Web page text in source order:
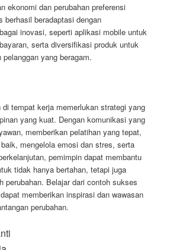
ekonomi dan perubahan preferensi
berhasil beradaptasi dengan
inovasi, seperti aplikasi mobile untuk
serta diversifikasi produk untuk
yang beragam.
di tempat kerja memerlukan strategi yang
yang kuat. Dengan komunikasi yang
memberikan pelatihan yang tepat,
mengelola emosi dan stres, serta
pemimpin dapat membantu
tidak hanya bertahan, tetapi juga
perubahan. Belajar dari contoh sukses
memberikan inspirasi dan wawasan
perubahan.